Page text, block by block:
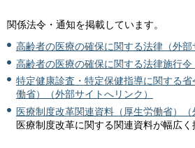
関係法令・通知を掲載しています。
高齢者の医療の確保に関する法律（外部
高齢者の医療の確保に関する法律施行令
特定健康診査・特定保健指導に関する
働省）（外部サイトへリンク）
医療制度改革関連資料（厚生労働省）（
医療制度改革に関する関連資料が幅広く